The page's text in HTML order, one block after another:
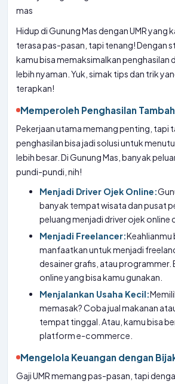
Hidup di Gunung Mas dengan UMR yang
terasa pas-pasan, tapi tenang! Dengan
kamu bisa memaksimalkan penghasilan
lebih nyaman. Yuk, simak tips dan trik
terapkan!
Memperoleh Penghasilan
Pekerjaan utama memang penting, tapi
penghasilan bisa jadi solusi untuk
lebih besar. Di Gunung Mas, banyak
pundi-pundi, nih!
Menjadi Driver Ojek Online:
banyak tempat wisata dan pusat
peluang menjadi driver ojek online
Menjadi Freelancer:Keahlianmu
manfaatkan untuk menjadi
desainer grafis, atau
online yang bisa kamu gunakan.
Menjalankan Usaha Kecil:
memasak? Coba jual makanan
tempat tinggal. Atau, kamu bisa
platform e-commerce.
Mengelola Keuangan dengan
Gaji UMR memang pas-pasan, tapi